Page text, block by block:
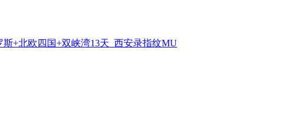
斯+北欧四国+双峡湾13天_西安录指纹MU